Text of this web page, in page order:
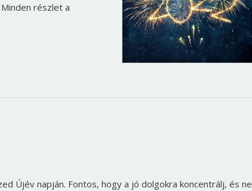
részlet a
Újév napján. Fontos, hogy a jó dolgokra koncentrálj, és ne